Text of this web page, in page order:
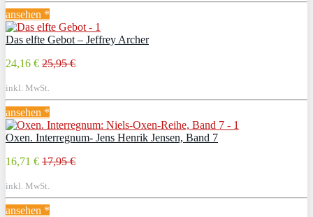
ansehen *
Das elfte Gebot – Jeffrey Archer
24,16 € 25,95 €
inkl. MwSt.
ansehen *
Oxen. Interregnum- Jens Henrik Jensen, Band 7
16,71 € 17,95 €
inkl. MwSt.
ansehen *